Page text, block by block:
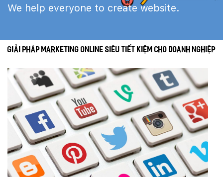
We help everyone to create website.
Giải pháp Marketing Online siêu tiết kiệm cho doanh nghiệp